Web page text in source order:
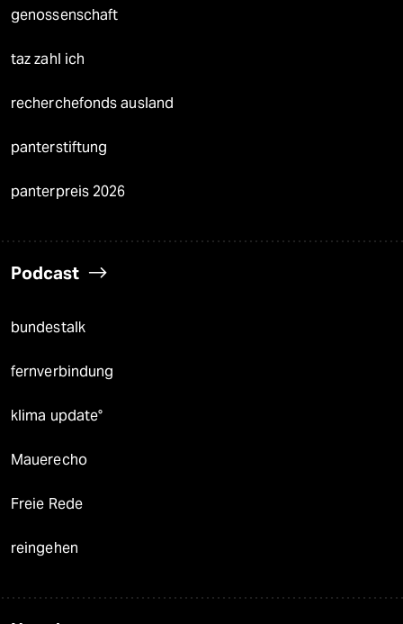
genossenschaft
taz zahl ich
recherchefonds ausland
panterstiftung
panterpreis 2026
Podcast
bundestalk
fernverbindung
klima update°
Mauerecho
Freie Rede
reingehen